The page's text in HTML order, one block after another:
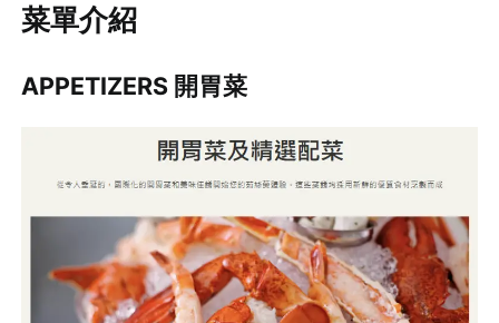
菜單介紹
APPETIZERS 開胃菜